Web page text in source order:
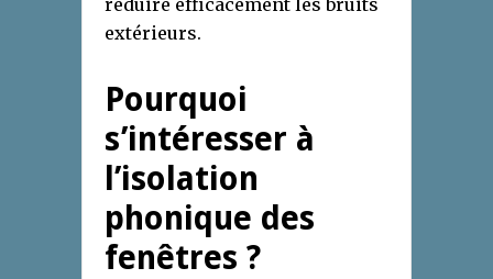
réduire efficacement les bruits
extérieurs.
Pourquoi
s’intéresser à
l’isolation
phonique des
fenêtres ?